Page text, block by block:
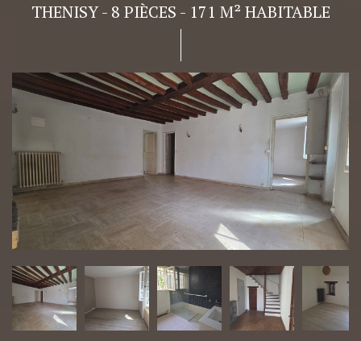
THENISY - 8 PIÈCES - 171 M² HABITABLE